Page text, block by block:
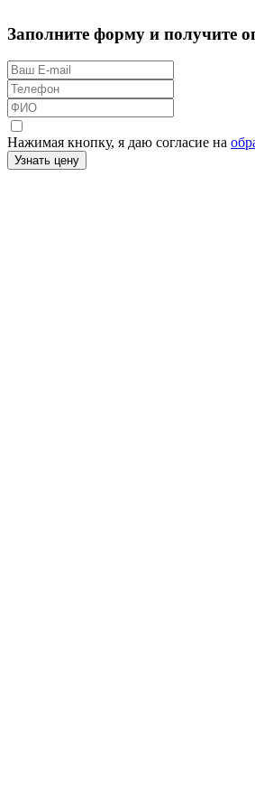
Заполните форму и получите
Нажимая кнопку, я даю согласие на
Узнать цену